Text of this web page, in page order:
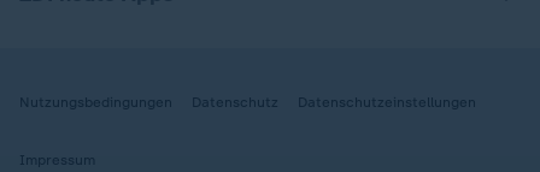
Nutzungsbedingungen Datenschutz Datenschutzeinstellungen
Impressum